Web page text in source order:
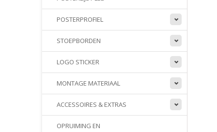
POSTERPROFIEL
STOEPBORDEN
LOGO STICKER
MONTAGE MATERIAAL
ACCESSOIRES & EXTRAS
OPRUIMING EN